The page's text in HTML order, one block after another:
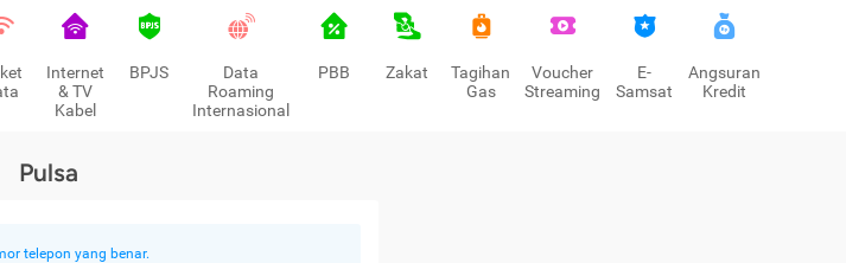
Internet
& TV
Kabel
BPJS
Data
Roaming
Internasional
PBB Zakat
Tagihan
Gas
Voucher
Streaming
E-
Samsat
Angsuran
Kredit
Pulsa
telepon yang benar.